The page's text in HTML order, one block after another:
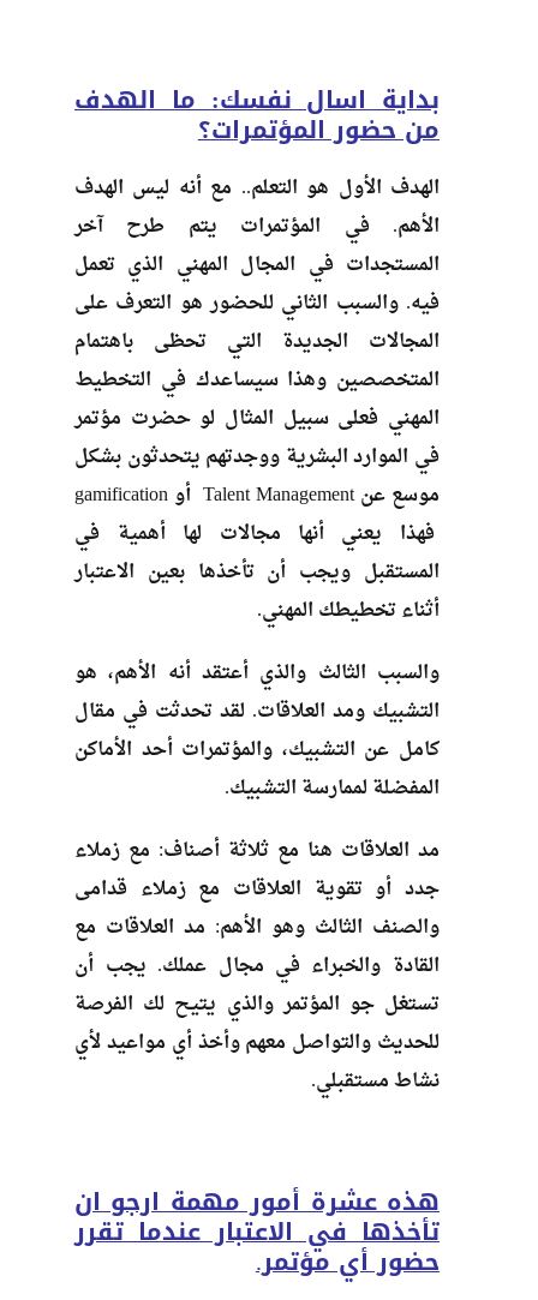
بداية اسال نفسك: ما الهدف
من حضور المؤتمرات؟
الهدف الأول هو التعلم.. مع أنه ليس الهدف
الأهم. في المؤتمرات يتم طرح آخر
المستجدات في المجال المهني الذي تعمل
فيه. والسبب الثاني للحضور هو التعرف على
المجالات الجديدة التي تحظى باهتمام
المتخصصين وهذا سيساعدك في التخطيط
المهني فعلى سبيل المثال لو حضرت مؤتمر
في الموارد البشرية ووجدتهم يتحدثون بشكل
موسع عن Talent Management أو gamification
فهذا يعني أنها مجالات لها أهمية في
المستقبل ويجب أن تأخذها بعين الاعتبار
أثناء تخطيطك المهني.
والسبب الثالث والذي أعتقد أنه الأهم، هو
التشبيك ومد العلاقات. لقد تحدثت في مقال
كامل عن التشبيك، والمؤتمرات أحد الأماكن
المفضلة لممارسة التشبيك.
مد العلاقات هنا مع ثلاثة أصناف: مع زملاء
جدد أو تقوية العلاقات مع زملاء قدامى
والصنف الثالث وهو الأهم: مد العلاقات مع
القادة والخبراء في مجال عملك. يجب أن
تستغل جو المؤتمر والذي يتيح لك الفرصة
للحديث والتواصل معهم وأخذ أي مواعيد لأي
نشاط مستقبلي.
هذه عشرة أمور مهمة ارجو ان
تأخذها في الاعتبار عندما تقرر
حضور أي مؤتمر.